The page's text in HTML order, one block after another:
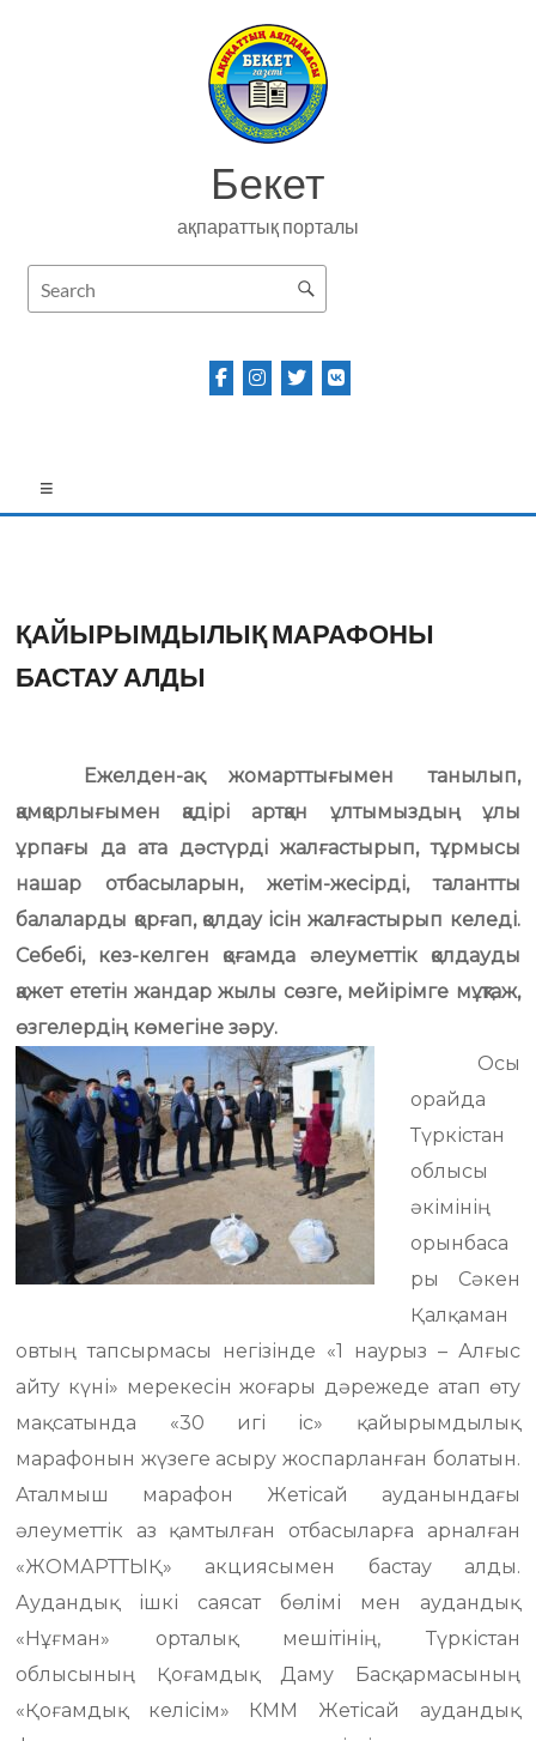
Бекет
ақпараттық порталы
ҚАЙЫРЫМДЫЛЫҚ МАРАФОНЫ
БАСТАУ АЛДЫ
Ежелден-ақ жомарттығымен танылып,
қамқорлығымен қадірі артқан ұлтымыздың ұлы
ұрпағы да ата дәстүрді жалғастырып, тұрмысы
нашар отбасыларын, жетім-жесірді, талантты
балаларды қорғап, қолдау ісін жалғастырып келеді.
Себебі, кез-келген қоғамда әлеуметтік қолдауды
қажет ететін жандар жылы сөзге, мейірімге мұқтаж,
өзгелердің көмегіне зәру.
Осы
орайда
Түркістан
облысы
әкімінің
орынбаса
ры Сәкен
Қалқаман
овтың тапсырмасы негізінде «1 наурыз – Алғыс
айту күні» мерекесін жоғары дәрежеде атап өту
мақсатында «30 игі іс» қайырымдылық
марафонын жүзеге асыру жоспарланған болатын.
Аталмыш марафон Жетісай ауданындағы
әлеуметтік аз қамтылған отбасыларға арналған
«ЖОМАРТТЫҚ» акциясымен бастау алды.
Аудандық ішкі саясат бөлімі мен аудандық
«Нұғман» орталық мешітінің, Түркістан
облысының Қоғамдық Даму Басқармасының
«Қоғамдық келісім» КММ Жетісай аудандық